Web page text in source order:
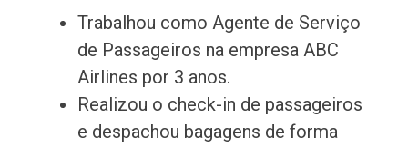
Trabalhou como Agente de Serviço
de Passageiros na empresa ABC
Airlines por 3 anos.
Realizou o check-in de passageiros
e despachou bagagens de forma